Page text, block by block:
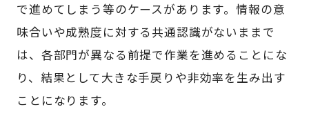
で進めてしまう等のケースがあります。情報の意
味合いや成熟度に対する共通認識がないままで
は、各部門が異なる前提で作業を進めることにな
り、結果として大きな手戻りや非効率を生み出す
ことになります。